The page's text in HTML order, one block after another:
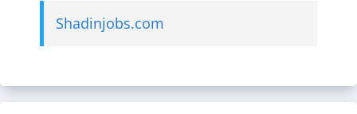
Shadinjobs.com